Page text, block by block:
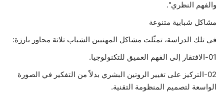
والفهم النظري".
مشاكل شبابية متنوعة
في تلك الدراسة، تمثّلت مشاكل المهنيين الشباب ثلاثة محاور بارزة:
01-الافتقار إلى الفهم العميق للتكنولوجيا.
02-التركيز على تغيير الروتين البشري بدلاً من التفكير في الصورة
الواسعة لتصميم المنظومة التقنية.